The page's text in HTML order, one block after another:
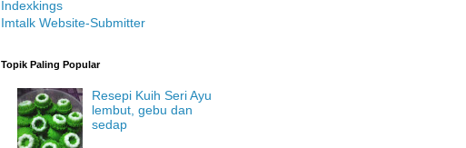
Indexkings
Imtalk Website-Submitter
Topik Paling Popular
Resepi Kuih Seri Ayu
lembut, gebu dan
sedap